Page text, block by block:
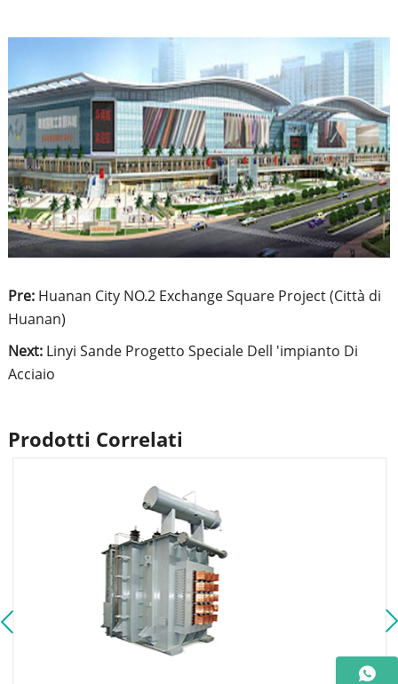
Pre: Huanan City NO.2 Exchange Square Project (Città di
Huanan)
Next: Linyi Sande Progetto Speciale Dell 'impianto Di
Acciaio
Prodotti Correlati